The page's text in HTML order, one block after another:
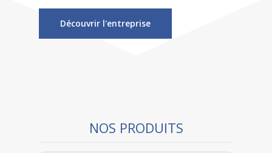
Découvrir l'entreprise
NOS PRODUITS